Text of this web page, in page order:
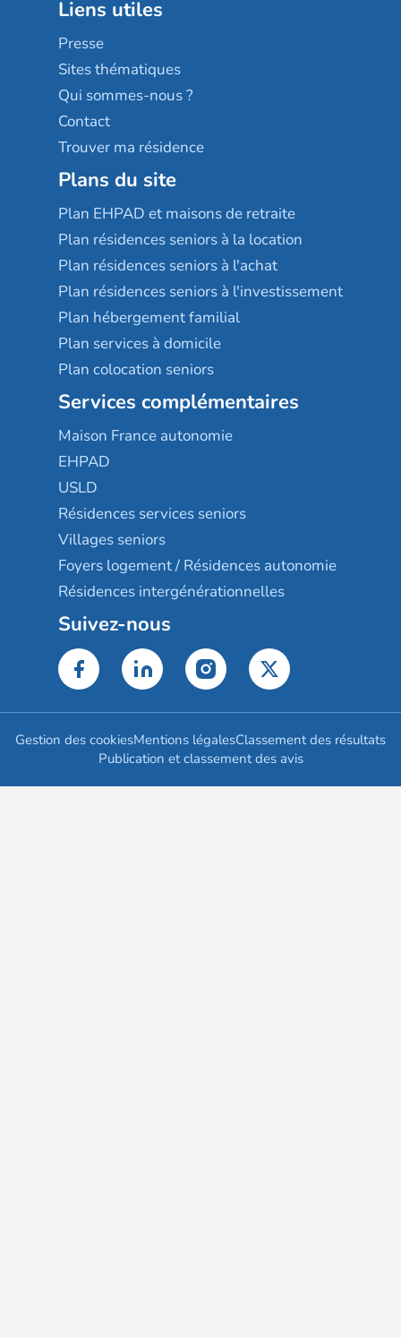
Les villages d'or
Sérénys
Résidences services Villa Médicis
Liens utiles
Presse
Sites thématiques
Qui sommes-nous ?
Contact
Trouver ma résidence
Plans du site
Plan EHPAD et maisons de retraite
Plan résidences seniors à la location
Plan résidences seniors à l'achat
Plan résidences seniors à l'investissement
Plan hébergement familial
Plan services à domicile
Plan colocation seniors
Services complémentaires
Maison France autonomie
EHPAD
USLD
Résidences services seniors
Villages seniors
Foyers logement / Résidences autonomie
Résidences intergénérationnelles
Suivez-nous
Gestion des cookiesMentions légalesClassement des résultats
Publication et classement des avis